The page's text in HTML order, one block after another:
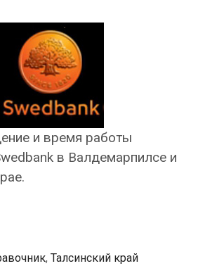
и время работы
в Валдемарпилсе и
, Талсинский край